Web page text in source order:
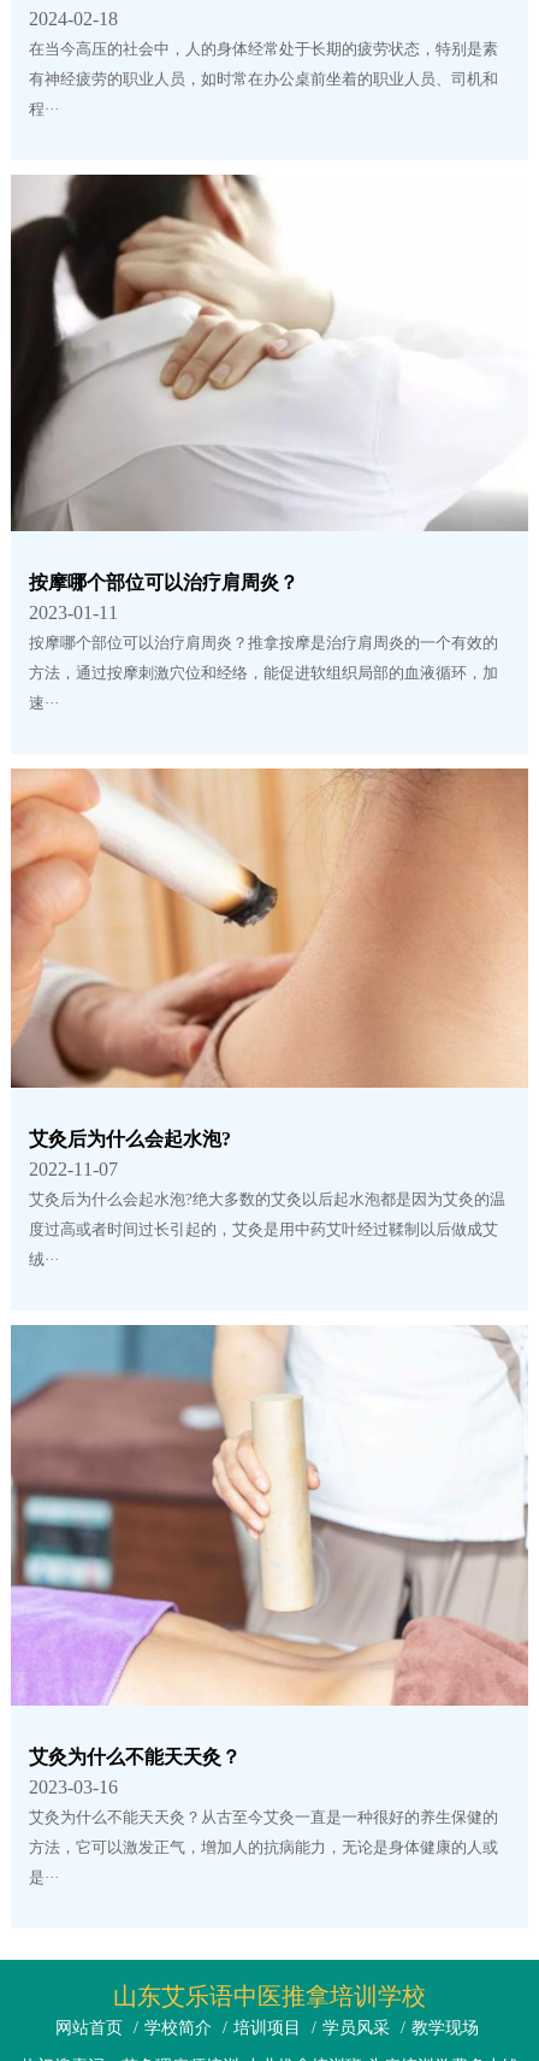
2024-02-18
在当今高压的社会中，人的身体经常处于长期的疲劳状态，特别是素
有神经疲劳的职业人员，如时常在办公桌前坐着的职业人员、司机和
程···
按摩哪个部位可以治疗肩周炎？
2023-01-11
按摩哪个部位可以治疗肩周炎？推拿按摩是治疗肩周炎的一个有效的
方法，通过按摩刺激穴位和经络，能促进软组织局部的血液循环，加
速···
艾灸后为什么会起水泡?
2022-11-07
艾灸后为什么会起水泡?绝大多数的艾灸以后起水泡都是因为艾灸的温
度过高或者时间过长引起的，艾灸是用中药艾叶经过鞣制以后做成艾
绒···
艾灸为什么不能天天灸？
2023-03-16
艾灸为什么不能天天灸？从古至今艾灸一直是一种很好的养生保健的
方法，它可以激发正气，增加人的抗病能力，无论是身体健康的人或
是···
山东艾乐语中医推拿培训学校
网站首页 / 学校简介 / 培训项目 / 学员风采 / 教学现场